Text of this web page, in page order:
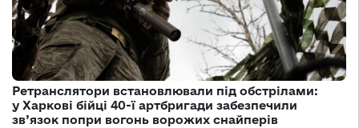
Ретранслятори встановлювали під обстрілами:
у Харкові бійці 40-ї артбригади забезпечили
зв’язок попри вогонь ворожих снайперів